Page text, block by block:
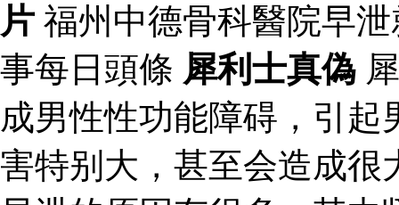
片 福州中德骨科醫院早
事每日頭條 犀利士真偽
成男性性功能障碍，引
害特别大，甚至会造成很